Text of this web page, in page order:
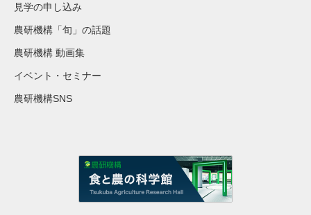
見学の申し込み
農研機構「旬」の話題
農研機構 動画集
イベント・セミナー
農研機構SNS